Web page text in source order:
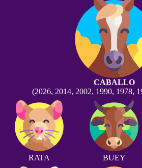
CABALLO
(2026, 2014, 2002, 1990, 1978,
RATA BUEY